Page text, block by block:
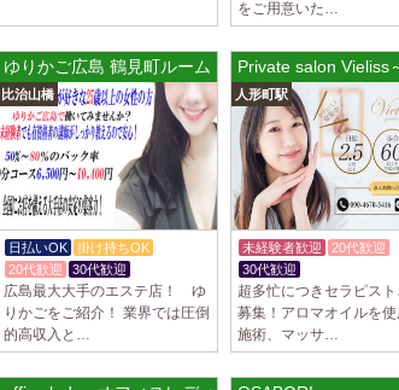
をご用意いた…
ゆりかご広島 鶴見町ルーム
比治山橋
日払いOK
掛け持ちOK
20代歓迎
30代歓迎
広島最大大手のエステ店！ ゆ
りかごをご紹介！ 業界では圧倒
的高収入と…
Private salon Vieliss
人形町駅
未経験者歓迎
20代歓迎
30代歓迎
超多忙につきセラピス
募集！アロマオイルを使
施術、マッサ…